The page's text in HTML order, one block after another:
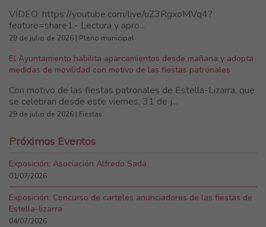
VÍDEO: https://youtube.com/live/uZ3RgxoMVq4?
feature=share1.- Lectura y apro...
29 de julio de 2026 | Pleno municipal
El Ayuntamiento habilita aparcamientos desde mañana y adopta
medidas de movilidad con motivo de las fiestas patronales
Con motivo de las fiestas patronales de Estella-Lizarra, que
se celebran desde este viernes, 31 de j...
29 de julio de 2026 | Fiestas
Próximos Eventos
Exposición: Asociación Alfredo Sada
01/07/2026
Exposición: Concurso de carteles anunciadores de las fiestas de
Estella-lizarra
04/07/2026